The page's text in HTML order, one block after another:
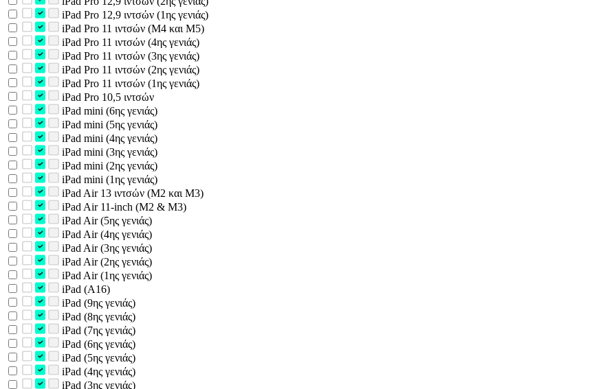
iPad Pro 12,9 ιντσών (1ης γενιάς)
iPad Pro 11 ιντσών (M4 και M5)
iPad Pro 11 ιντσών (4ης γενιάς)
iPad Pro 11 ιντσών (3ης γενιάς)
iPad Pro 11 ιντσών (2ης γενιάς)
iPad Pro 11 ιντσών (1ης γενιάς)
iPad Pro 10,5 ιντσών
iPad mini (6ης γενιάς)
iPad mini (5ης γενιάς)
iPad mini (4ης γενιάς)
iPad mini (3ης γενιάς)
iPad mini (2ης γενιάς)
iPad mini (1ης γενιάς)
iPad Air 13 ιντσών (M2 και M3)
iPad Air 11-inch (M2 & M3)
iPad Air (5ης γενιάς)
iPad Air (4ης γενιάς)
iPad Air (3ης γενιάς)
iPad Air (2ης γενιάς)
iPad Air (1ης γενιάς)
iPad (A16)
iPad (9ης γενιάς)
iPad (8ης γενιάς)
iPad (7ης γενιάς)
iPad (6ης γενιάς)
iPad (5ης γενιάς)
iPad (4ης γενιάς)
iPad (3ης γενιάς)